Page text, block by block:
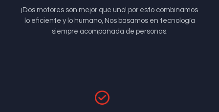
¡Dos motores son mejor que uno! por esto combinamos
lo eficiente y lo humano, Nos basamos en tecnología
siempre acompañada de personas.